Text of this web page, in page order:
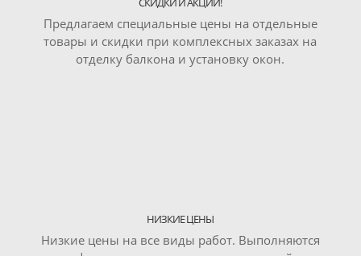
Предлагаем специальные цены на отдельные
товары и скидки при комплексных заказах на
отделку балкона и установку окон.
НИЗКИЕ ЦЕНЫ
Низкие цены на все виды работ. Выполняются